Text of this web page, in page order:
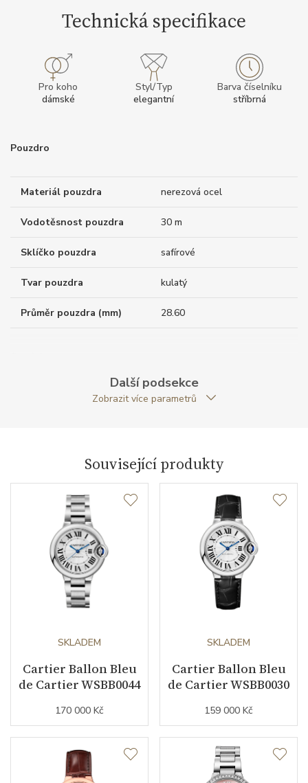
Technická specifikace
Pro koho
dámské
Styl/Typ
elegantní
Barva číselníku
stříbrná
Pouzdro
Materiál pouzdra nerezová ocel
Vodotěsnost pouzdra 30 m
Sklíčko pouzdra safírové
Tvar pouzdra kulatý
Průměr pouzdra (mm) 28.60
quartz
Sekundová ručka
Barva číselníku
Indexy číselníku římské číslice
Řemínek / Spona
Barva řemínku ocelový tah
Doplňující údaje
Další podsekce
Zobrazit více parametrů
Související produkty
SKLADEM
Cartier Ballon Bleu
de Cartier WSBB0044
170 000 Kč
SKLADEM
Cartier Ballon Bleu
de Cartier WSBB0030
159 000 Kč